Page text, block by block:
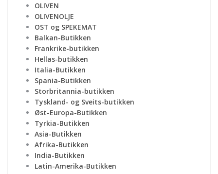
OLIVEN
OLIVENOLJE
OST og SPEKEMAT
Balkan-Butikken
Frankrike-butikken
Hellas-butikken
Italia-Butikken
Spania-Butikken
Storbritannia-butikken
Tyskland- og Sveits-butikken
Øst-Europa-Butikken
Tyrkia-Butikken
Asia-Butikken
Afrika-Butikken
India-Butikken
Latin-Amerika-Butikken